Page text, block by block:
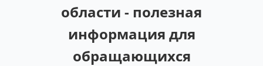
области - полезная
информация для
обращающихся